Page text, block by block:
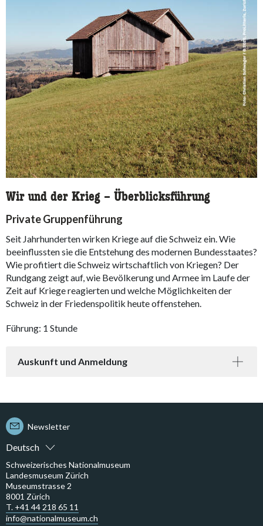
Wir und der Krieg – Überblicksführung
Private Gruppenführung
Seit Jahrhunderten wirken Kriege auf die Schweiz ein. Wie
beeinflussten sie die Entstehung des modernen Bundesstaates?
Wie profitiert die Schweiz wirtschaftlich von Kriegen? Der
Rundgang zeigt auf, wie Bevölkerung und Armee im Laufe der
Zeit auf Kriege reagierten und welche Möglichkeiten der
Schweiz in der Friedenspolitik heute offenstehen.
Führung: 1 Stunde
Auskunft und Anmeldung
Deutsch
Newsletter
Schweizerisches Nationalmuseum
Landesmuseum Zürich
Museumstrasse 2
8001 Zürich
T. +41 44 218 65 11
info@nationalmuseum.ch